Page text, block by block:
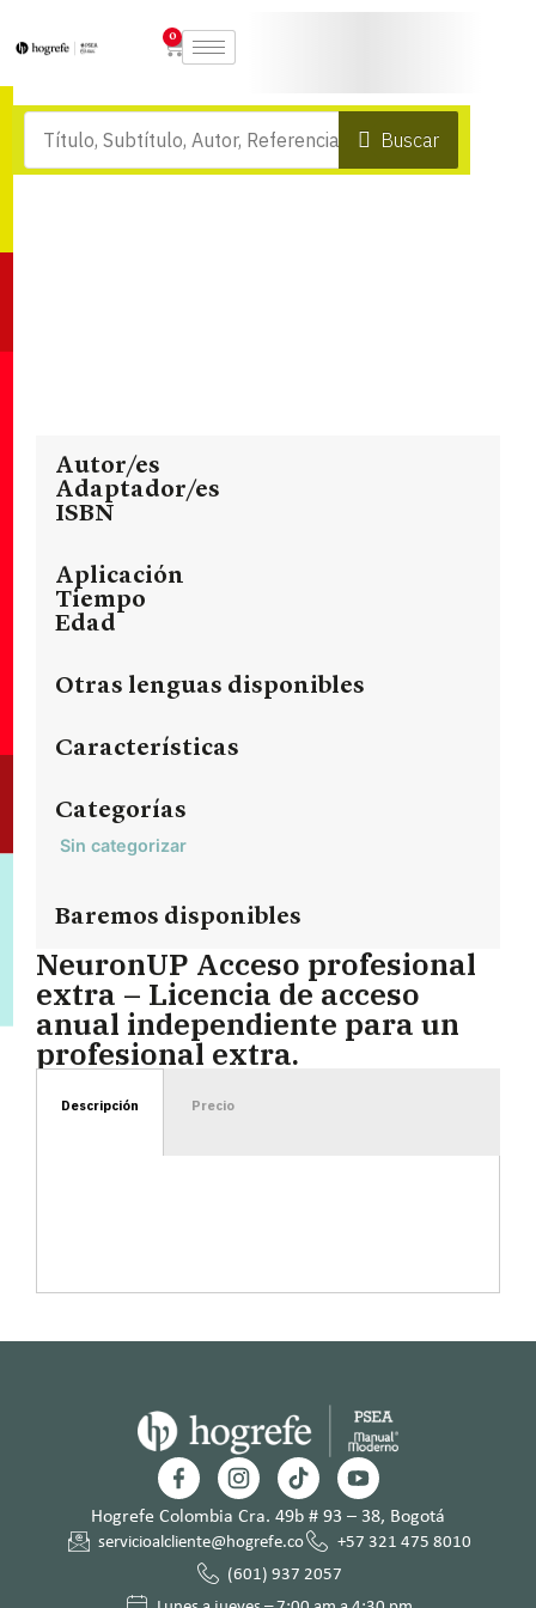
0
Buscar
Autor/es
Adaptador/es
ISBN
Aplicación
Tiempo
Edad
Otras lenguas disponibles
Características
Categorías
Sin categorizar
Baremos disponibles
NeuronUP Acceso profesional
extra – Licencia de acceso
anual independiente para un
profesional extra.
Descripción Precio
Hogrefe Colombia Cra. 49b # 93 – 38, Bogotá
servicioalcliente@hogrefe.co
+57 321 475 8010
(601) 937 2057